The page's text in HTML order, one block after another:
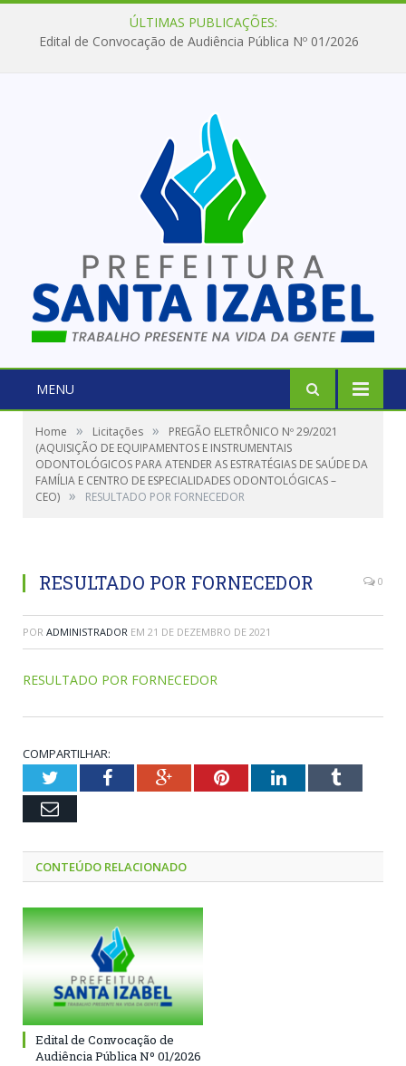
ÚLTIMAS PUBLICAÇÕES:
Edital de Convocação de Audiência Pública Nº 01/2026
MENU
Home » Licitações »
PREGÃO ELETRÔNICO Nº 29/2021
(AQUISIÇÃO DE EQUIPAMENTOS E INSTRUMENTAIS
ODONTOLÓGICOS PARA ATENDER AS ESTRATÉGIAS DE SAÚDE DA
FAMÍLIA E CENTRO DE ESPECIALIDADES ODONTOLÓGICAS –
CEO) » RESULTADO POR FORNECEDOR
RESULTADO POR FORNECEDOR 0
POR ADMINISTRADOR EM 21 DE DEZEMBRO DE 2021
RESULTADO POR FORNECEDOR
COMPARTILHAR:
TwitterFacebookGoogle+PinterestLinkedInTumblr
Email
CONTEÚDO RELACIONADO
Edital de Convocação de
Audiência Pública Nº 01/2026